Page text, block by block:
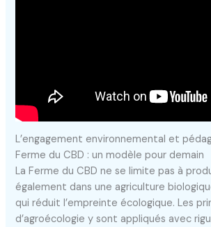
L’engagement environnemental et
Ferme du CBD : un modèle pour demain
La Ferme du CBD ne se limite pas à
également dans une agriculture
qui réduit l’empreinte écologique. Les
d’agroécologie y sont appliqués avec